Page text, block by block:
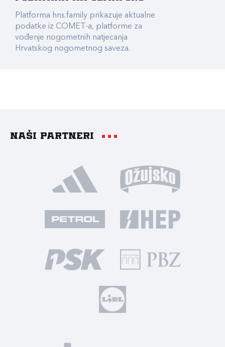
Platforma hns.family prikazuje aktualne
podatke iz COMET-a, platforme za
vođenje nogometnih natjecanja
Hrvatskog nogometnog saveza.
Naši partneri